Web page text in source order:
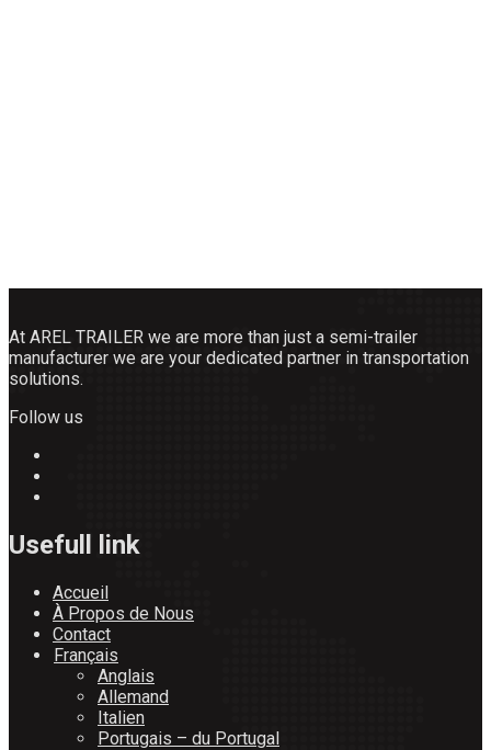
At AREL TRAILER we are more than just a semi-trailer
manufacturer we are your dedicated partner in transportation
solutions.
Follow us
Usefull link
Accueil
À Propos de Nous
Contact
Français
Anglais
Allemand
Italien
Portugais – du Portugal